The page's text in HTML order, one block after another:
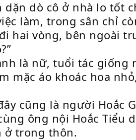
dò cô ở nhà lo tốt
làm, trong sân chỉ
hai vòng, bên ngoài
là nữ, tuổi tác
mặc áo khoác hoa
cũng là người Hoắc
ông nội Hoắc
ở trong thôn.